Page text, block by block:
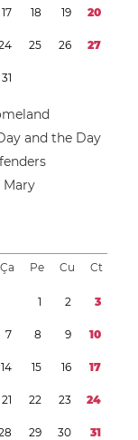
17 18 19 20
4 25 26 27
31
and the Day
Ça Pe Cu Ct
1 2 3
7 8 9 10
14 15 16 17
21 22 23 24
8 29 30 31